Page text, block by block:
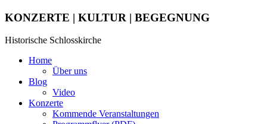
KONZERTE | KULTUR | BEGEGNUNG
Historische Schlosskirche
Home
Über uns
Blog
Video
Konzerte
Kommende Veranstaltungen